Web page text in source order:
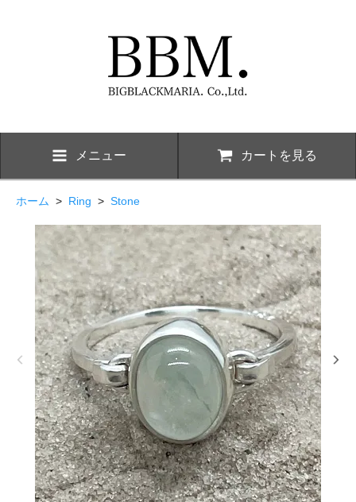
メニュー カートを見る
ホーム > Ring > Stone